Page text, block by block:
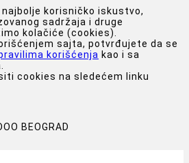
korisničko iskustvo,
sadržaja i druge
kolačiće (cookies).
sajta, potvrđujete da se
korišćenja kao i sa
cookies na sledećem linku